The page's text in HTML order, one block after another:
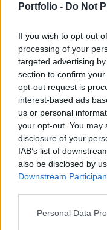
Portfolio - Do Not
If you wish to opt-out
processing of your
targeted advertising
section to confirm
opt-out request is
interest-based ads
us or personal
your opt-out. You may
disclosure of your
IAB’s list of
also be disclosed by
Downstream
Personal Data
gazdaságpolitika, a
változhatnak meg a
magyar kormány és
környezetben? Ez
gazdaságpolitikai
témája.Információ és
chicagói Federal
KEDVES
regisztrációhoz